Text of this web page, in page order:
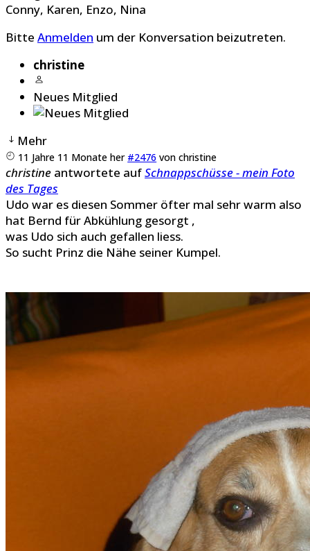
Conny, Karen, Enzo, Nina
Bitte Anmelden um der Konversation beizutreten.
christine
Neues Mitglied
Mehr
11 Jahre 11 Monate her #2476 vonchristine
christine antwortete aufSchnappschüsse - mein Foto
des Tages
Udo war es diesen Sommer öfter mal sehr warm also
hat Bernd für Abkühlung gesorgt ,
was Udo sich auch gefallen liess.
So sucht Prinz die Nähe seiner Kumpel.